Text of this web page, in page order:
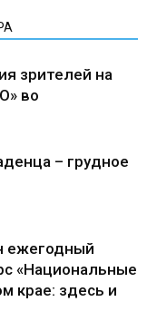
зрителей на
во
– грудное
ежегодный
«Национальные
крае: здесь и